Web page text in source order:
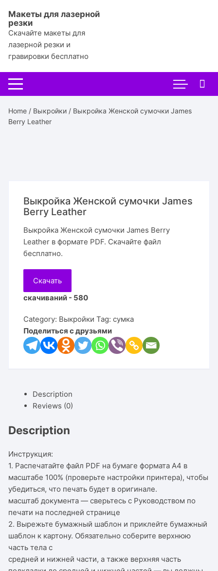
содержимому
Макеты для лазерной
резки
Скачайте макеты для
лазерной резки и
гравировки бесплатно
Home / Выкройки / Выкройка Женской сумочки James
Berry Leather
Выкройка Женской сумочки James
Berry Leather
Выкройка Женской сумочки James Berry
Leather в формате PDF. Скачайте файл
бесплатно.
Скачать
скачиваний - 580
Category: Выкройки Tag:сумка
Поделиться с друзьями
Description
Reviews (0)
Description
Инструкция:
1. Распечатайте файл PDF на бумаге формата A4 в
масштабе 100% (проверьте настройки принтера), чтобы
убедиться, что печать будет в оригинале.
масштаб документа — сверьтесь с Руководством по
печати на последней странице
2. Вырежьте бумажный шаблон и приклейте бумажный
шаблон к картону. Обязательно соберите верхнюю
часть тела с
средней и нижней части, а также верхняя часть